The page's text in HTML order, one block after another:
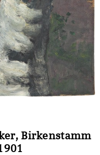
Birkenstamm